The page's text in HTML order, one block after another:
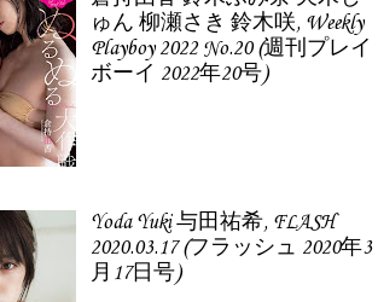
ゅん 柳瀬さき 鈴木咲, Weekly
Playboy 2022 No.20 (週刊プレイ
ボーイ 2022年20号)
Yoda Yuki 与田祐希, FLASH
2020.03.17 (フラッシュ 2020年3
月17日号)